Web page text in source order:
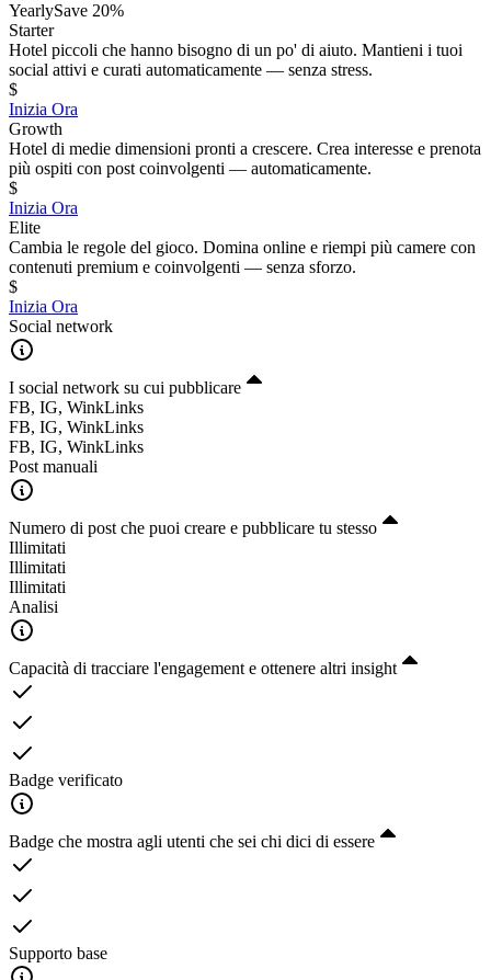
YearlySave 20%
Starter
Hotel piccoli che hanno bisogno di un po' di aiuto. Mantieni i tuoi
social attivi e curati automaticamente — senza stress.
$
Inizia Ora
Growth
Hotel di medie dimensioni pronti a crescere. Crea interesse e prenota
più ospiti con post coinvolgenti — automaticamente.
$
Inizia Ora
Elite
Cambia le regole del gioco. Domina online e riempi più camere con
contenuti premium e coinvolgenti — senza sforzo.
$
Inizia Ora
Social network
I social network su cui pubblicare
FB, IG, WinkLinks
FB, IG, WinkLinks
FB, IG, WinkLinks
Post manuali
Numero di post che puoi creare e pubblicare tu stesso
Illimitati
Illimitati
Illimitati
Analisi
Capacità di tracciare l'engagement e ottenere altri insight
Badge verificato
Badge che mostra agli utenti che sei chi dici di essere
Supporto base